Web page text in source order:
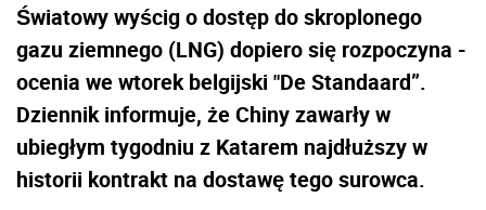
Światowy wyścig o dostęp do skroplonego
gazu ziemnego (LNG) dopiero się rozpoczyna -
ocenia we wtorek belgijski "De Standaard”.
Dziennik informuje, że Chiny zawarły w
ubiegłym tygodniu z Katarem najdłuższy w
historii kontrakt na dostawę tego surowca.